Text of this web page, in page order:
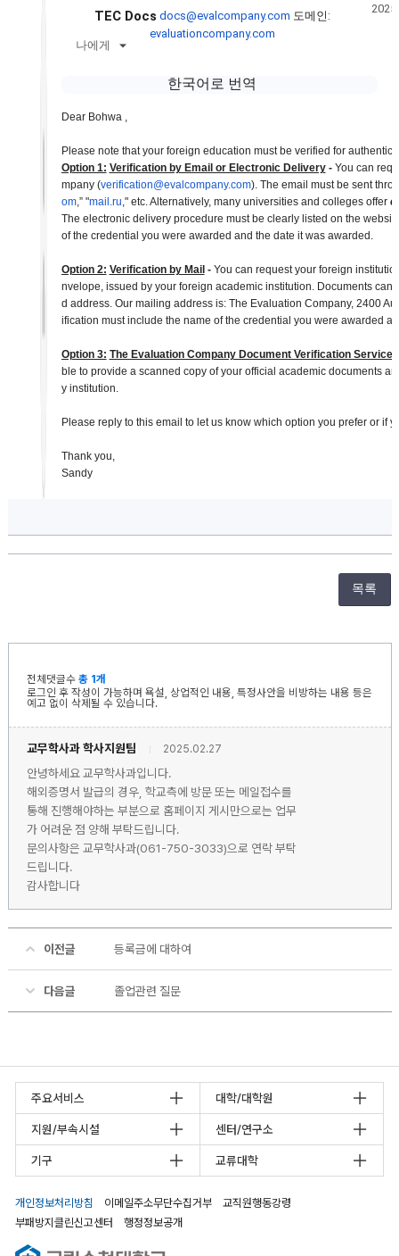
TEC Docs docs@evalcompany.com 도메인:
evaluationcompany.com
나에게
한국어로 번역
Dear Bohwa ,
Please note that your foreign education must be verified for
Option 1: Verification by Email or Electronic Delivery - You can
mpany (verification@evalcompany.com). The email must be sent
om,” "mail.ru," etc. Alternatively, many universities and colleges offer
The electronic delivery procedure must be clearly listed on the
of the credential you were awarded and the date it was awarded.
Option 2: Verification by Mail - You can request your foreign
nvelope, issued by your foreign academic institution. Documents
d address. Our mailing address is: The Evaluation Company, 2400
ification must include the name of the credential you were awarded
Option 3: The Evaluation Company Document Verification Service
ble to provide a scanned copy of your official academic documents
y institution.
Please reply to this email to let us know which option you prefer or if
Thank you,
Sandy
목록
전체댓글수 총 1개
로그인 후 작성이 가능하며 욕설, 상업적인 내용, 특정사안을 비방하는 내용 등은
예고 없이 삭제될 수 있습니다.
교무학사과 학사지원팀 2025.02.27
안녕하세요 교무학사과입니다.
해외증명서 발급의 경우, 학교측에 방문 또는 메일접수를
통해 진행해야하는 부분으로 홈페이지 게시만으로는 업무
가 어려운 점 양해 부탁드립니다.
문의사항은 교무학사과(061-750-3033)으로 연락 부탁
드립니다.
감사합니다
이전글 등록금에 대하여
다음글 졸업관련 질문
주요서비스 대학/대학원
지원/부속시설 센터/연구소
기구 교류대학
개인정보처리방침 이메일주소무단수집거부
교직원행동강령
부패방지클린신고센터
행정정보공개